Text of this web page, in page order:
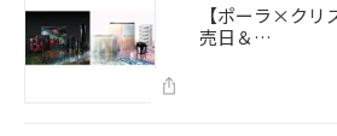
【ポーラ×クリ
売日＆…